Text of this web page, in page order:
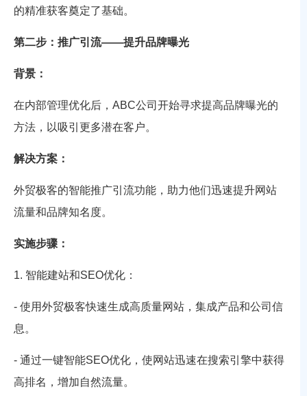
的精准获客奠定了基础。
第二步：推广引流——提升品牌曝光
背景：
在内部管理优化后，ABC公司开始寻求提高品牌曝光的
方法，以吸引更多潜在客户。
解决方案：
外贸极客的智能推广引流功能，助力他们迅速提升网站
流量和品牌知名度。
实施步骤：
1. 智能建站和SEO优化：
- 使用外贸极客快速生成高质量网站，集成产品和公司信
息。
- 通过一键智能SEO优化，使网站迅速在搜索引擎中获得
高排名，增加自然流量。